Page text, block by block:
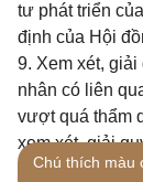
tư phát triển
định của Hội
9. Xem xét,
nhân có liên
vượt quá thẩm
xem xét, giải
10. Được sử
Chú thích màu